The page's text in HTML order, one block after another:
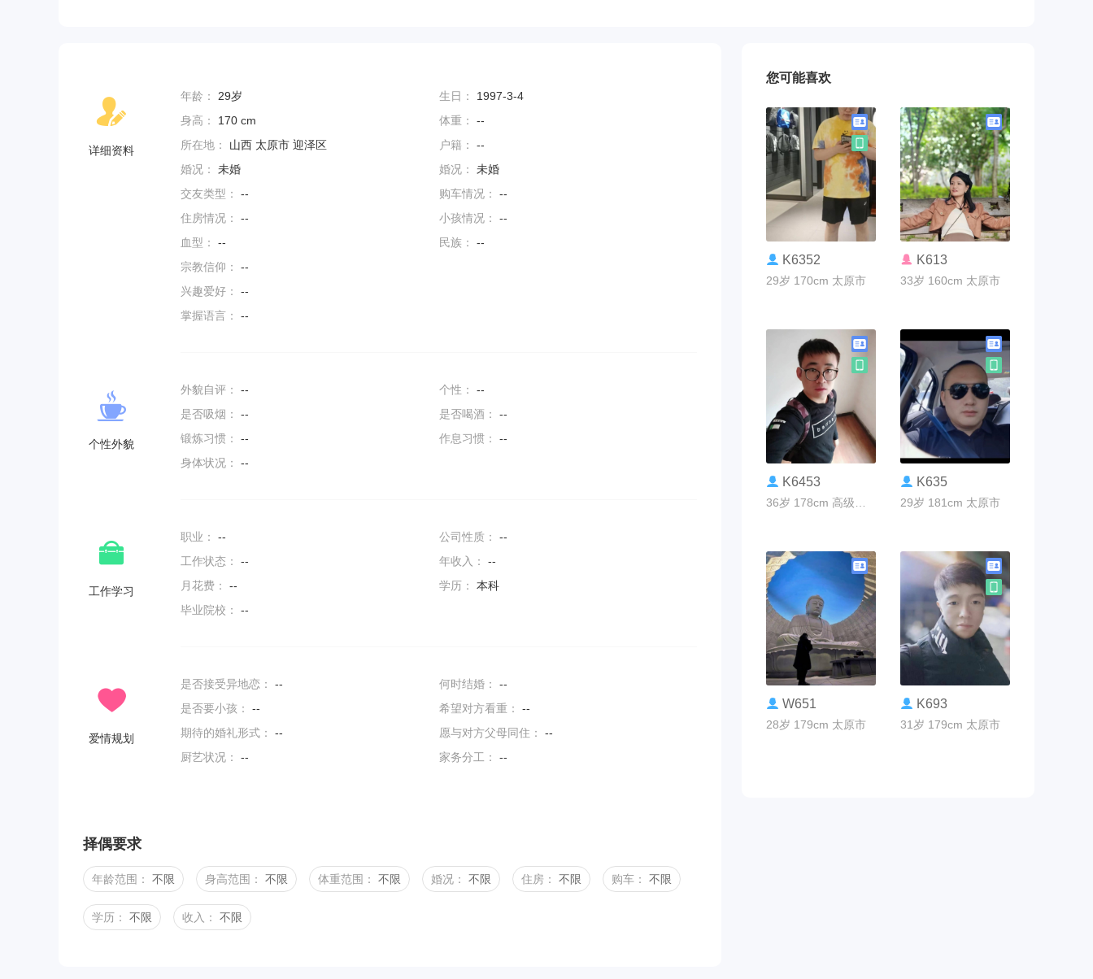
详细资料
年龄： 29岁 生日：
1997-3-4
身高：
170 cm 体重：
--
所在地：
山西 太原市 迎泽区 户籍：
--
婚况：
未婚 婚况：
未婚
交友类型：
-- 购车情况：
--
住房情况：
-- 小孩情况：
--
血型：
-- 民族：
--
宗教信仰：
--
兴趣爱好：
--
掌握语言：
--
个性外貌
外貌自评： -- 个性：
--
是否吸烟：
-- 是否喝酒：
--
锻炼习惯：
-- 作息习惯：
--
身体状况：
--
工作学习
职业： -- 公司性质：
--
工作状态：
-- 年收入：
--
月花费：
-- 学历：
本科
毕业院校：
--
爱情规划
是否接受异地恋： -- 何时结婚：
--
是否要小孩：
-- 希望对方看重：
--
期待的婚礼形式：
-- 愿与对方父母同住：
--
厨艺状况：
-- 家务分工： --
择偶要求
年龄范围： 不限 身高范围： 不限 体重范围： 不限 婚况： 不限 住房： 不限 购车： 不限
学历： 不限 收入： 不限
您可能喜欢
联系TA
K6352
29岁 170cm 太原市
联系TA
K613
33岁 160cm 太原市
联系TA
K6453 联系TA
K635
29岁 181cm 太原市
联系TA
W651
28岁 179cm 太原市
联系TA
K693
31岁 179cm 太原市